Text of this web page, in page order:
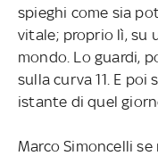
spieghi come sia
vitale; proprio lì, su
mondo. Lo guardi,
sulla curva 11. E
istante di quel
Marco Simoncelli